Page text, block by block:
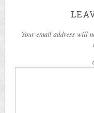
Your email address will